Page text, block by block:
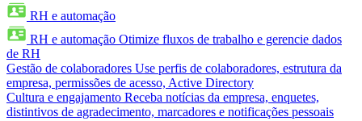
RH e automação
RH e automação Otimize fluxos de trabalho e gerencie dados
de RH
Gestão de colaboradores Use perfis de colaboradores, estrutura da
empresa, permissões de acesso, Active Directory
Cultura e engajamento Receba notícias da empresa, enquetes,
distintivos de agradecimento, marcadores e notificações pessoais